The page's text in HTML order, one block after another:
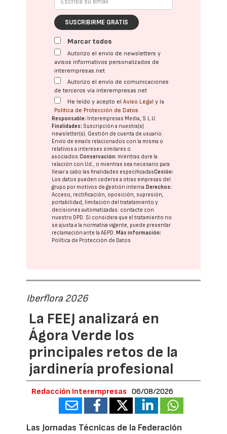
SUSCRIBIRME GRATIS
Marcar todos
Autorizo el envío de newsletters y
avisos informativos personalizados de
interempresas.net
Autorizo el envío de comunicaciones
de terceros vía interempresas.net
He leído y acepto elAviso Legal y la
Política de Protección de Datos
Responsable: Interempresas Media, S.L.U.
Finalidades: Suscripción a nuestra(s)
newsletter(s). Gestión de cuenta de usuario.
Envío de emails relacionados con la misma o
relativos a intereses similares o
asociados.Conservación: mientras dure la
relación con Ud., o mientras sea necesario para
llevar a cabo las finalidades especificadasCesión:
Los datos pueden cederse a otras empresas del
grupo por motivos de gestión interna. Derechos:
Acceso, rectificación, oposición, supresión,
portabilidad, limitación del tratatamiento y
decisiones automatizadas: contacte con
nuestro DPD. Si considera que el tratamiento no
se ajusta a la normativa vigente, puede presentar
reclamación ante laAEPD. Más información:
Política de Protección de Datos
Iberflora 2026
La FEEJ analizará en
Ágora Verde los
principales retos de la
jardinería profesional
Redacción Interempresas 06/08/2026
Las Jornadas Técnicas de la Federación